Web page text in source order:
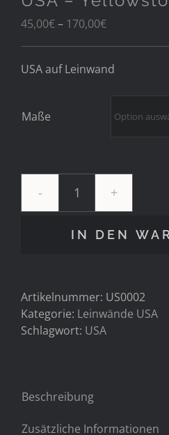
45,00€– 170,00€Preisspanne:
170,00€
USA auf Leinwand
Maße
USA
-
Yellowstone
IN DEN
Artikelnummer: US0002
Kategorie: Leinwände USA
Schlagwort: USA
Beschreibung
Zusätzliche Informationen